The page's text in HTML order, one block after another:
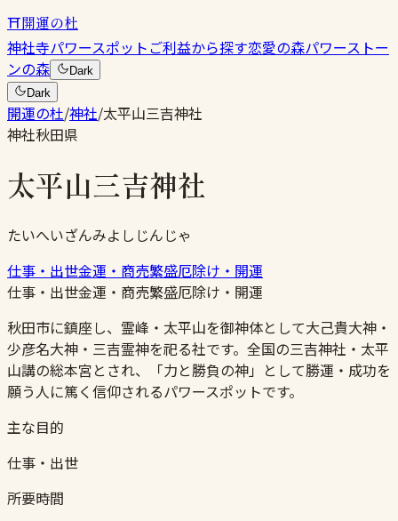
⛩開運の杜
神社寺パワースポットご利益から探す恋愛の森パワーストー
ンの森
Dark
Dark
開運の杜/神社/太平山三吉神社
神社秋田県
太平山三吉神社
たいへいざんみよしじんじゃ
仕事・出世金運・商売繁盛厄除け・開運
仕事・出世金運・商売繁盛厄除け・開運
秋田市に鎮座し、霊峰・太平山を御神体として大己貴大神・
少彦名大神・三吉霊神を祀る社です。全国の三吉神社・太平
山講の総本宮とされ、「力と勝負の神」として勝運・成功を
願う人に篤く信仰されるパワースポットです。
主な目的
仕事・出世
所要時間